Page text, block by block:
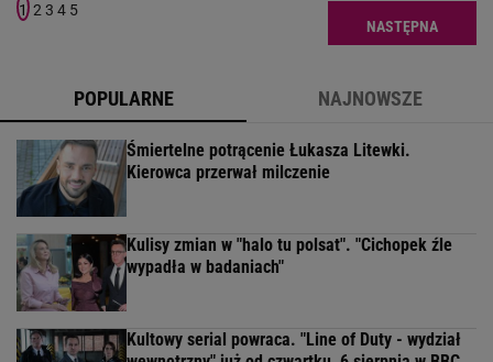
1 2 3 4 5
NASTĘPNA
POPULARNE NAJNOWSZE
Śmiertelne potrącenie Łukasza Litewki.
Kierowca przerwał milczenie
Kulisy zmian w "halo tu polsat". "Cichopek źle
wypadła w badaniach"
Kultowy serial powraca. "Line of Duty - wydział